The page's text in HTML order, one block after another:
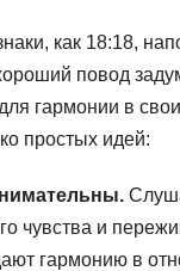
как 18:18,
повод
гармонии в
простых идей:
чувства и
гармонию в